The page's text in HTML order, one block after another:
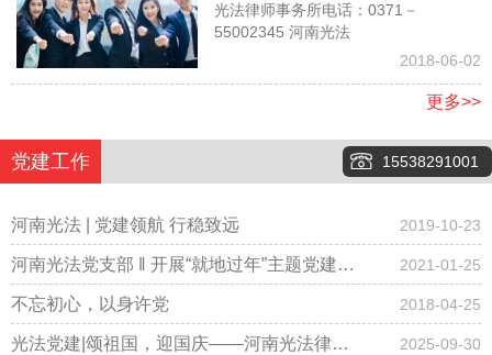
律师事务所电话、郑州光法律师
事务所电话037155002345
光法律师事务所电话：0371－
55002345 河南光法
2018-06-02
更多>>
党建工作 15538291001
河南光法 | 党建领航 行稳致远 2019-10-23
河南光法党支部 ‖ 开展“就地过年”主题党建会
议，倡导春节期间少聚集、“云拜年”！
2021-01-25
不忘初心，以身许党 2018-04-25
光法党建|颂祖国，迎国庆——河南光法律师 2025-09-30